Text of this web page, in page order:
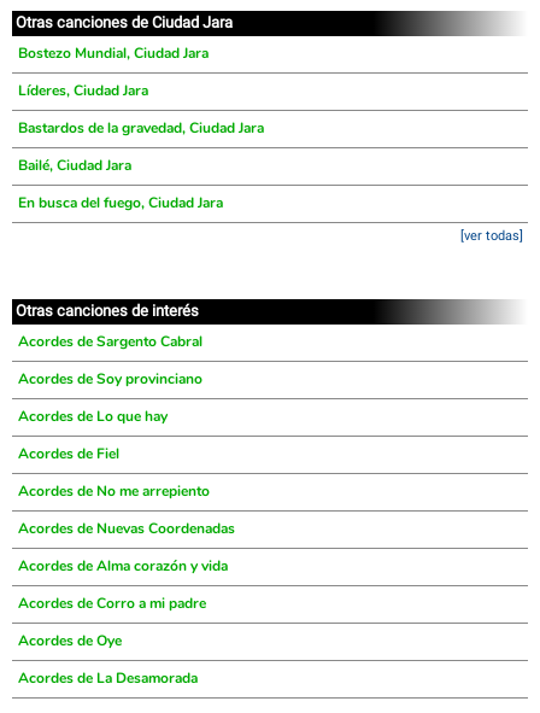
Otras canciones de Ciudad Jara
Bostezo Mundial, Ciudad Jara
Líderes, Ciudad Jara
Bastardos de la gravedad, Ciudad Jara
Bailé, Ciudad Jara
En busca del fuego, Ciudad Jara
[ver todas]
Otras canciones de interés
Acordes de Sargento Cabral
Acordes de Soy provinciano
Acordes de Lo que hay
Acordes de Fiel
Acordes de No me arrepiento
Acordes de Nuevas Coordenadas
Acordes de Alma corazón y vida
Acordes de Corro a mi padre
Acordes de Oye
Acordes de La Desamorada